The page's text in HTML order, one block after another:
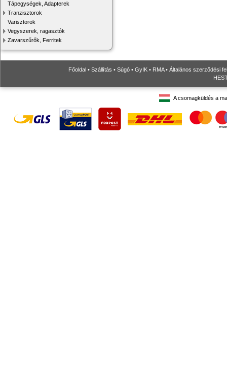
Tápegységek, Adapterek
Tranzisztorok
Varisztorok
Vegyszerek, ragasztók
Zavarszűrők, Ferritek
Főoldal • Szállítás • Súgó • GyIK • RMA• Általános szerződési
A csomagküldés a